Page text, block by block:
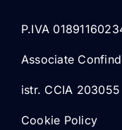
P.IVA
Associate
istr. CCIA
Cookie Policy